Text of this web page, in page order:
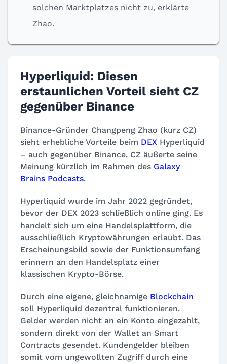
solchen Marktplatzes nicht zu, erklärte
Zhao.
Hyperliquid: Diesen
erstaunlichen Vorteil sieht CZ
gegenüber Binance
Binance-Gründer Changpeng Zhao (kurz CZ)
sieht erhebliche Vorteile beim DEX Hyperliquid
– auch gegenüber Binance. CZ äußerte seine
Meinung kürzlich im Rahmen des Galaxy
Brains Podcasts.
Hyperliquid wurde im Jahr 2022 gegründet,
bevor der DEX 2023 schließlich online ging. Es
handelt sich um eine Handelsplattform, die
ausschließlich Kryptowährungen erlaubt. Das
Erscheinungsbild sowie der Funktionsumfang
erinnern an den Handelsplatz einer
klassischen Krypto-Börse.
Durch eine eigene, gleichnamige Blockchain
soll Hyperliquid dezentral funktionieren.
Gelder werden nicht an ein Konto eingezahlt,
sondern direkt von der Wallet an Smart
Contracts gesendet. Kundengelder bleiben
somit vom ungewollten Zugriff durch eine